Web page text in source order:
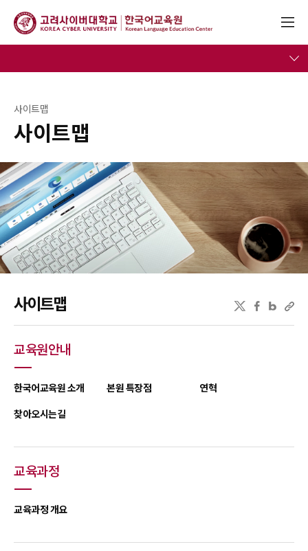
사이트맵
사이트맵
사이트맵
교육원안내
한국어교육원 소개 본원 특장점 연혁
찾아오시는길
교육과정
교육과정 개요